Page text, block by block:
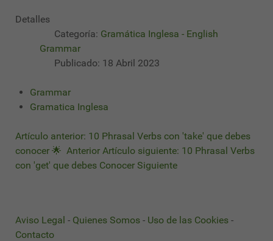
Detalles
Categoría: Gramática Inglesa - English
Grammar
Publicado: 18 Abril 2023
Grammar
Gramatica Inglesa
Artículo anterior: 10 Phrasal Verbs con 'take' que debes
conocer 🌟 Anterior Artículo siguiente: 10 Phrasal Verbs
con 'get' que debes Conocer Siguiente
Aviso Legal - Quienes Somos - Uso de las Cookies -
Contacto